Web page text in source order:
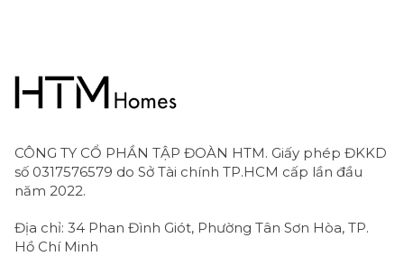
CÔNG TY CỔ PHẦN TẬP ĐOÀN HTM. Giấy phép ĐKKD
số 0317576579 do Sở Tài chính TP.HCM cấp lần đầu
năm 2022.
Địa chỉ: 34 Phan Đình Giót, Phường Tân Sơn Hòa, TP.
Hồ Chí Minh